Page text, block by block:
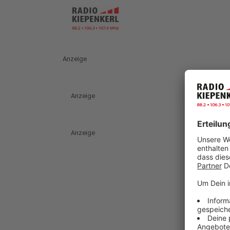
Anzeige
Anzeige
Anzeige